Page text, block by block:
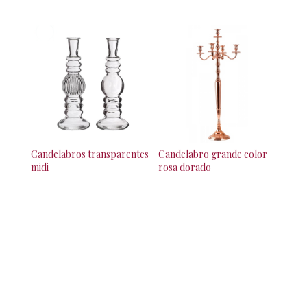
Candelabros transparentes
midi
Candelabro grande color
rosa dorado